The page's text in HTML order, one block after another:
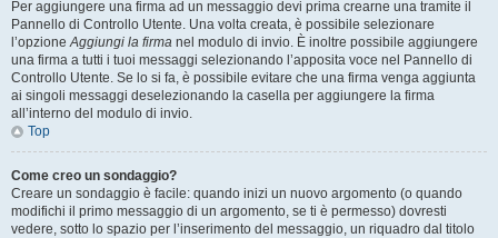
Per aggiungere una firma ad un messaggio devi prima crearne una tramite il
Pannello di Controllo Utente. Una volta creata, è possibile selezionare
l’opzioneAggiungi la firma nel modulo di invio. È inoltre possibile aggiungere
una firma a tutti i tuoi messaggi selezionando l’apposita voce nel Pannello di
Controllo Utente. Se lo si fa, è possibile evitare che una firma venga aggiunta
ai singoli messaggi deselezionando la casella per aggiungere la firma
all’interno del modulo di invio.
Top
Come creo un sondaggio?
Creare un sondaggio è facile: quando inizi un nuovo argomento (o quando
modifichi il primo messaggio di un argomento, se ti è permesso) dovresti
vedere, sotto lo spazio per l’inserimento del messaggio, un riquadro dal titolo